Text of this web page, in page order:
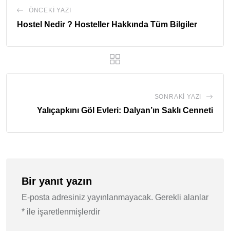
ÖNCEKI YAZI
Hostel Nedir ? Hosteller Hakkında Tüm Bilgiler
SONRAKI YAZI
Yalıçapkını Göl Evleri: Dalyan’ın Saklı Cenneti
Bir yanıt yazın
E-posta adresiniz yayınlanmayacak. Gerekli alanlar
* ile işaretlenmişlerdir